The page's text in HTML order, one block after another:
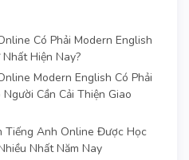
Có Phải Modern English
Hiện Nay?
Modern English Có Phải
Cần Cải Thiện Giao
Tiếng Anh Online Được Học
Nhất Năm Nay